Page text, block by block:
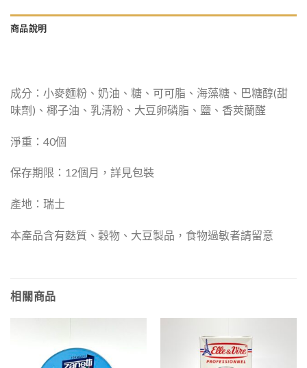
商品說明
成分：小麥麵粉、奶油、糖、可可脂、海藻糖、巴糖醇(甜
味劑)、椰子油、乳清粉、大豆卵磷脂、鹽、香莢蘭醛
淨重：40個
保存期限：12個月，詳見包裝
產地：瑞士
本產品含有麩質、穀物、大豆製品，食物過敏者請留意
相關商品